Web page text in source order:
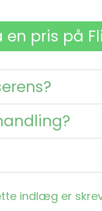
en pris på
indlæg er